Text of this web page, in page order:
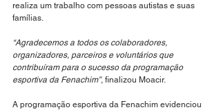
realiza um trabalho com pessoas autistas e suas
famílias.
“Agradecemos a todos os colaboradores,
organizadores, parceiros e voluntários que
contribuíram para o sucesso da programação
esportiva da Fenachim”, finalizou Moacir.
A programação esportiva da Fenachim evidenciou